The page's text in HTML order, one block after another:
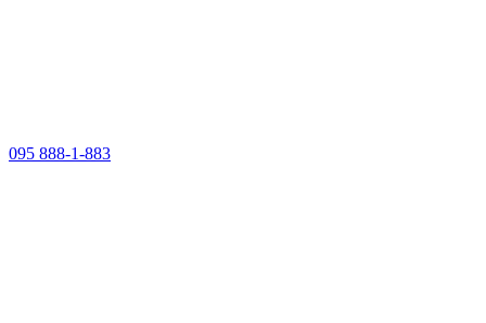
095 888-1-883